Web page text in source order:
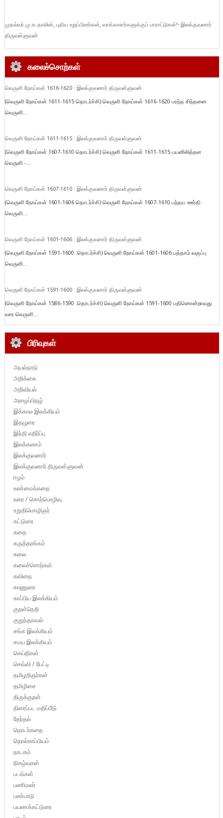
முதல்வர் மு.க.தாலின், புதிய உறுப்பினர்கள், வாக்காளர்களுக்குப் பாராட்டுகள்!- இலக்குவனார்
திருவள்ளுவன்
கலைச்சொற்கள்
வெருளி நோய்கள் 1616-1620 : இலக்குவனார் திருவள்ளுவன்
(வெருளி நோய்கள் 1611-1615 தொடர்ச்சி) வெருளி நோய்கள் 1616-1620 பரந்த சிந்தனை
வெருளி...
வெருளி நோய்கள் 1611-1615 : இலக்குவனார் திருவள்ளுவன்
(வெருளி நோய்கள் 1607-1610 தொடர்ச்சி) வெருளி நோய்கள் 1611-1615 பயனிலித்தள
வெருளி -...
வெருளி நோய்கள் 1607-1610 : இலக்குவனார் திருவள்ளுவன்
(வெருளி நோய்கள் 1601-1606 தொடர்ச்சி) வெருளி நோய்கள் 1607-1610 பந்தய ஊர்தி
வெருளி...
வெருளி நோய்கள் 1601-1606 : இலக்குவனார் திருவள்ளுவன்
(வெருளி நோய்கள் 1591-1600 :தொடர்ச்சி) வெருளி நோய்கள் 1601-1606 பத்தாம் வகுப்பு
வெருளி...
வெருளி நோய்கள் 1591-1600 : இலக்குவனார் திருவள்ளுவன்
(வெருளி நோய்கள் 1586-1590 :தொடர்ச்சி) வெருளி நோய்கள் 1591-1600 பதினொன்றாவது
வார வெருளி...
பிரிவுகள்
அயல்நாடு
அறிக்கை
அறிவியல்
அழைப்பிதழ்
இக்கால இலக்கியம்
இதழுரை
இந்தி எதிர்ப்பு
இலக்கணம்
இலக்குவனார்
இலக்குவனார் திருவள்ளுவன்
ஈழம்
உண்மைக்கதை
உரை / சொற்பொழிவு
உறுதிமொழிஞர்
கட்டுரை
கதை
கருத்தரங்கம்
கலை
கலைச்சொற்கள்
கவிதை
காணுரை
காப்பிய இலக்கியம்
குறள்நெறி
குறுந்தகவல்
சங்க இலக்கியம்
சமய இலக்கியம்
செய்திகள்
செவ்வி / பேட்டி
தமிழறிஞர்கள்
தமிழிசை
திருக்குறள்
திரைப்பட மதிப்பீடு
தேர்தல்
தொடர்கதை
தொல்காப்பியம்
நாடகம்
நிகழ்வுகள்
படங்கள்
பணிமலர்
பண்பாடு
பயணக்கட்டுரை